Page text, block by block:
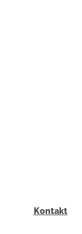
Kontakt